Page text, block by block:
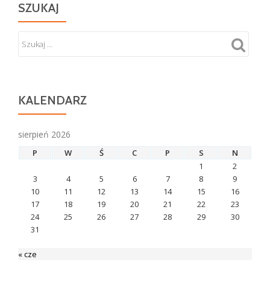
SZUKAJ
KALENDARZ
sierpień 2026
P W Ś C P S
N
1
2
3
4 5 6 7 8
9
10
11 12 13 14 15
16
17
18 19 20 21 22
23
24
25 26 27 28 29
30
31
« cze